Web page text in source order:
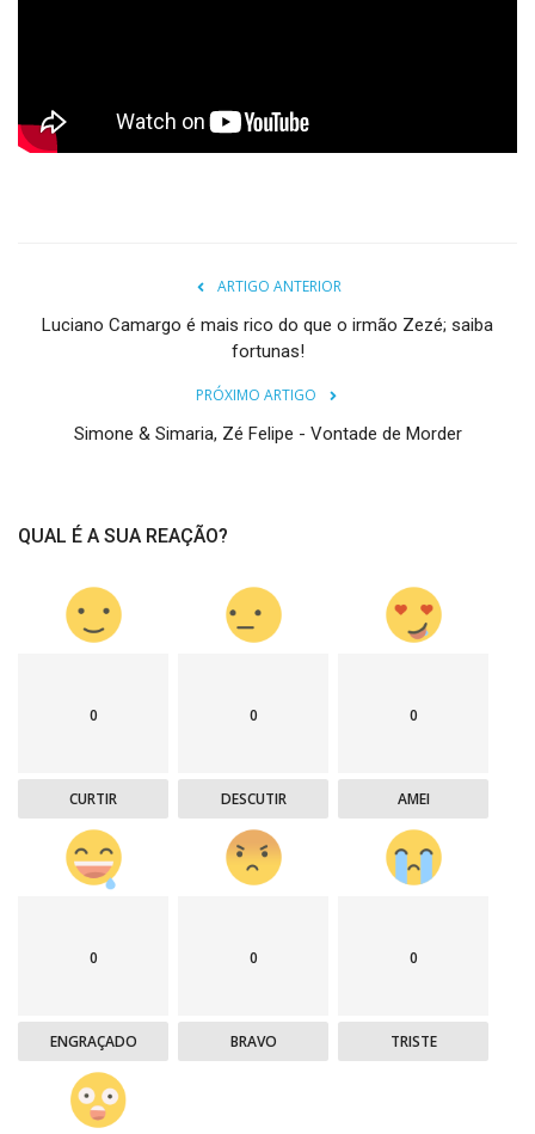
ARTIGO ANTERIOR
Luciano Camargo é mais rico do que o irmão Zezé; saiba
fortunas!
PRÓXIMO ARTIGO
Simone & Simaria, Zé Felipe - Vontade de Morder
QUAL É A SUA REAÇÃO?
0
CURTIR
0
DESCUTIR
0
AMEI
0
ENGRAÇADO
0
BRAVO
0
TRISTE